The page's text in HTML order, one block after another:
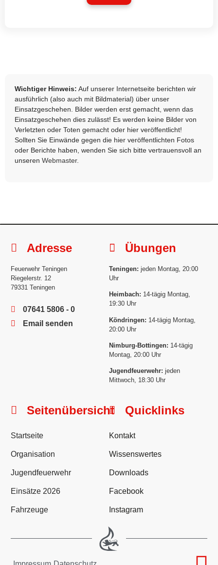
Wichtiger Hinweis: Auf unserer Internetseite berichten wir
ausführlich (also auch mit Bildmaterial) über unser
Einsatzgeschehen. Bilder werden erst gemacht, wenn das
Einsatzgeschehen dies zulässt! Es werden keine Bilder von
Verletzten oder Toten gemacht oder hier veröffentlicht!
Sollten Sie Einwände gegen die hier veröffentlichten Fotos
oder Berichte haben, wenden Sie sich bitte vertrauensvoll an
unseren Webmaster.
Adresse
Feuerwehr Teningen
Riegelerstr. 12
79331 Teningen
07641 5806 - 0
Email senden
Übungen
Teningen: jeden Montag, 20:00
Uhr
Heimbach: 14-tägig Montag,
19:30 Uhr
Köndringen: 14-tägig Montag,
20:00 Uhr
Nimburg-Bottingen: 14-tägig
Montag, 20:00 Uhr
Jugendfeuerwehr: jeden
Mittwoch, 18:30 Uhr
Seitenübersicht
Startseite
Organisation
Jugendfeuerwehr
Einsätze 2026
Fahrzeuge
Quicklinks
Kontakt
Wissenswertes
Downloads
Facebook
Instagram